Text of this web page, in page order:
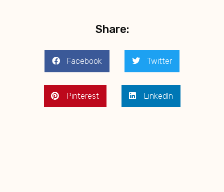
Share:
Facebook Twitter
Pinterest LinkedIn